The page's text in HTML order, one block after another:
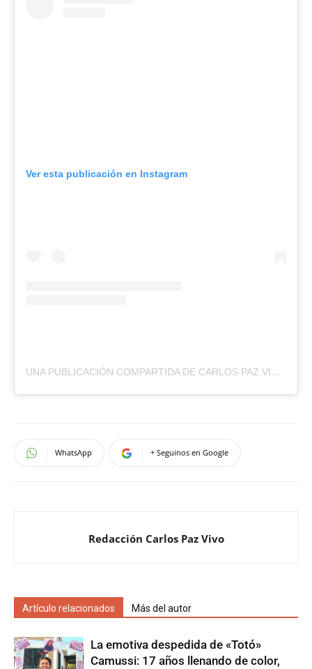
Ver esta publicación en Instagram
UNA PUBLICACIÓN COMPARTIDA DE CARLOS PAZ VIVO (@CARLOSPAZVIVO)
WhatsApp + Seguinos en Google
Redacción Carlos Paz Vivo
Artículo relacionados Más del autor
La emotiva despedida de «Totó»
Camussi: 17 años llenando de color,